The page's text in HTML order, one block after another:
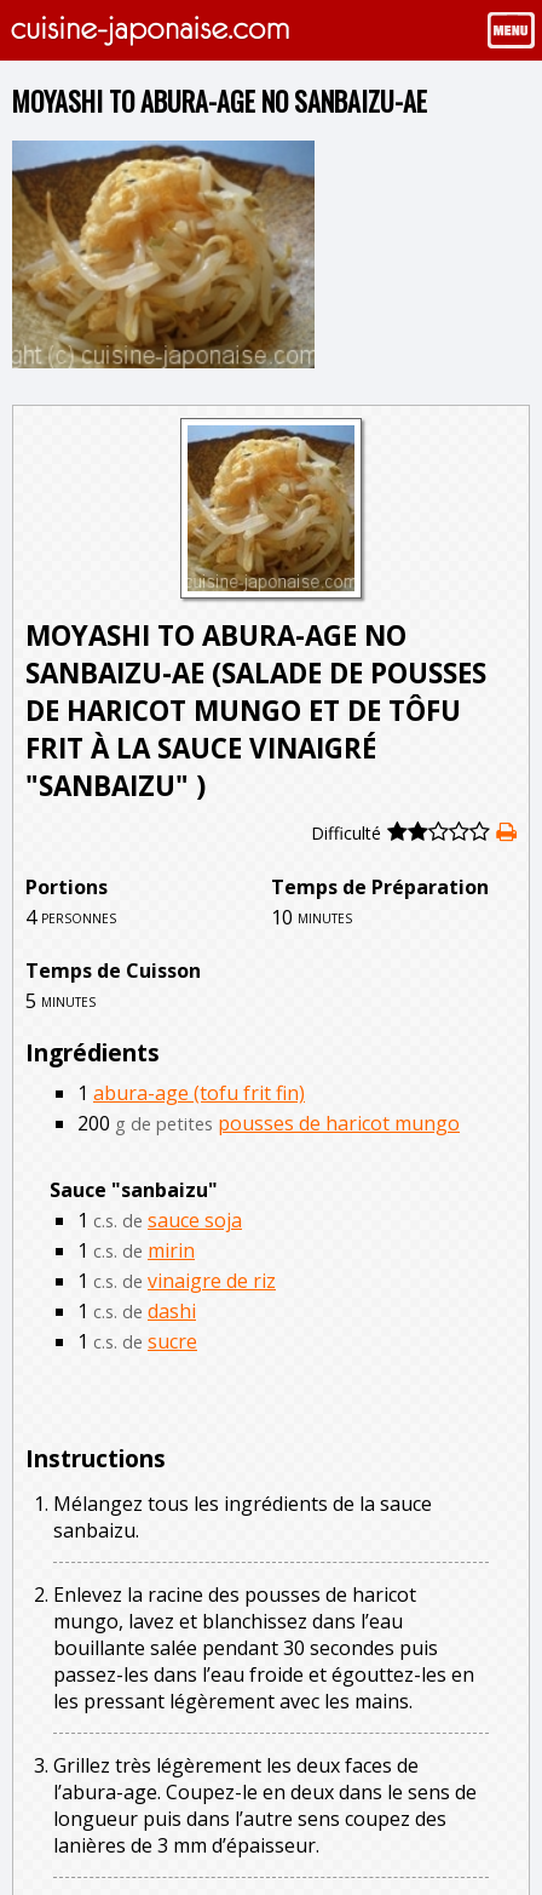
MOYASHI TO ABURA-AGE NO SANBAIZU-AE
MOYASHI TO ABURA-AGE NO
SANBAIZU-AE (SALADE DE POUSSES
DE HARICOT MUNGO ET DE TÔFU
FRIT À LA SAUCE VINAIGRÉ
"SANBAIZU" )
Difficulté
Portions
Temps de Préparation
4 personnes 10 minutes
Temps de Cuisson
5 minutes
Ingrédients
1 abura-age (tofu frit fin)
200 g de petites pousses de haricot mungo
Sauce "sanbaizu"
1 c.s. de sauce soja
1 c.s. de mirin
1 c.s. de vinaigre de riz
1 c.s. de dashi
1 c.s. de sucre
Instructions
Mélangez tous les ingrédients de la sauce
sanbaizu.
Enlevez la racine des pousses de haricot
mungo, lavez et blanchissez dans l’eau
bouillante salée pendant 30 secondes puis
passez-les dans l’eau froide et égouttez-les en
les pressant légèrement avec les mains.
Grillez très légèrement les deux faces de
l’abura-age. Coupez-le en deux dans le sens de
longueur puis dans l’autre sens coupez des
lanières de 3 mm d’épaisseur.